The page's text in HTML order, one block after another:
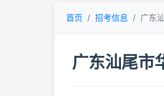
首页 招考信息 广东
广东汕尾市